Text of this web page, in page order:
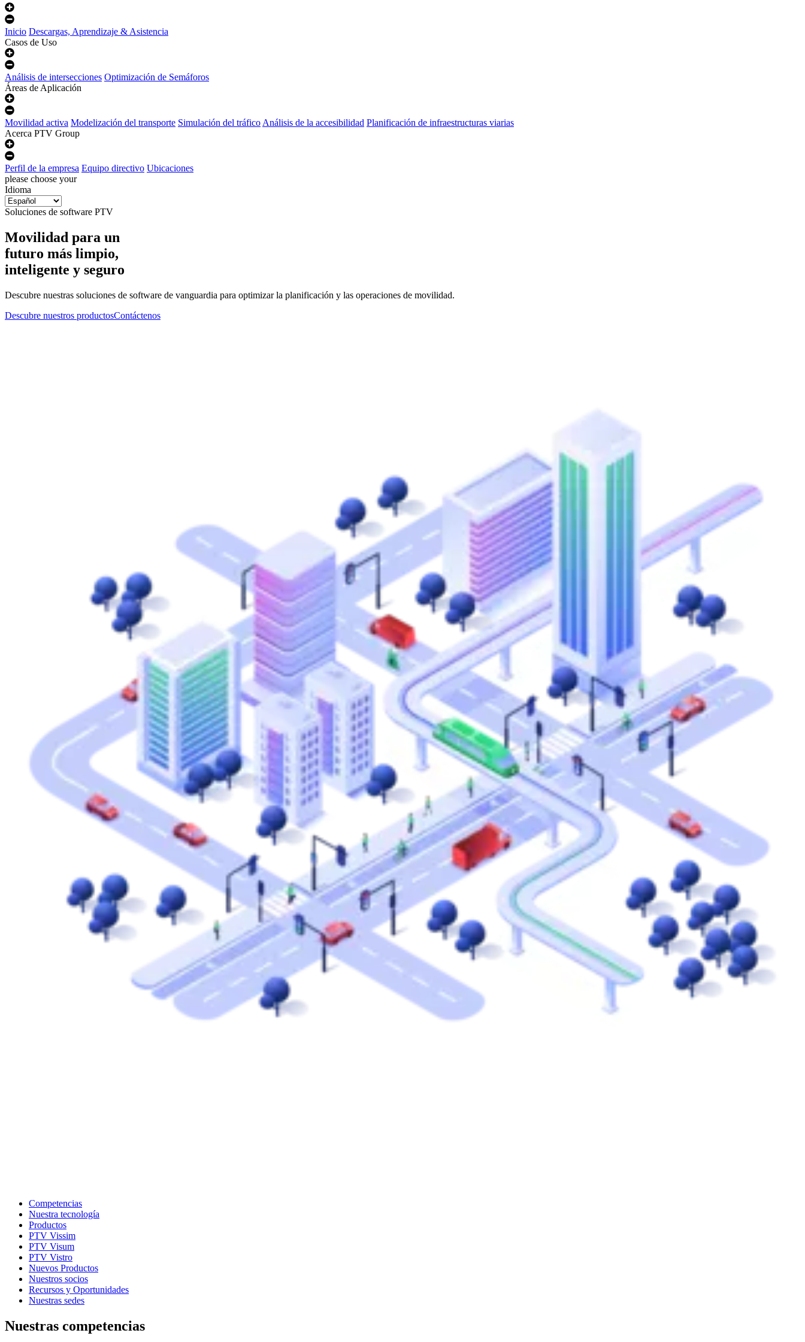
Inicio Descargas, Aprendizaje & Asistencia
Casos de Uso
Análisis de intersecciones Optimización de Semáforos
Áreas de Aplicación
Movilidad activa Modelización del transporte Simulación del tráficoAnálisis de la accesibilidad Planificación de infraestructuras viarias
Acerca PTV Group
Perfil de la empresa Equipo directivo Ubicaciones
please choose your
Idioma
Soluciones de software PTV
Movilidad para un
futuro más limpio,
inteligente y seguro
Descubre nuestras soluciones de software de vanguardia para optimizar la planificación y las operaciones de movilidad.
Descubre nuestros productosContáctenos
Competencias
Nuestra tecnología
Productos
PTV Vissim
PTV Visum
PTV Vistro
Nuevos Productos
Nuestros socios
Recursos y Oportunidades
Nuestras sedes
Nuestras competencias